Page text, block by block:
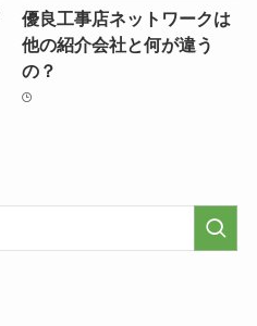
優良工事店ネットワークは
他の紹介会社と何が違う
の？